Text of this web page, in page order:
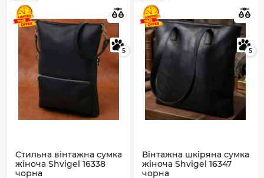
5
Стильна вінтажна сумка
жіноча Shvigel 16338
чорна
5
Вінтажна шкіряна сумка
жіноча Shvigel 16347
чорна